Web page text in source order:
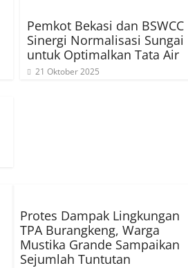
Pemkot Bekasi dan BSWCC
Sinergi Normalisasi Sungai
untuk Optimalkan Tata Air
21 Oktober 2025
Protes Dampak Lingkungan
TPA Burangkeng, Warga
Mustika Grande Sampaikan
Sejumlah Tuntutan